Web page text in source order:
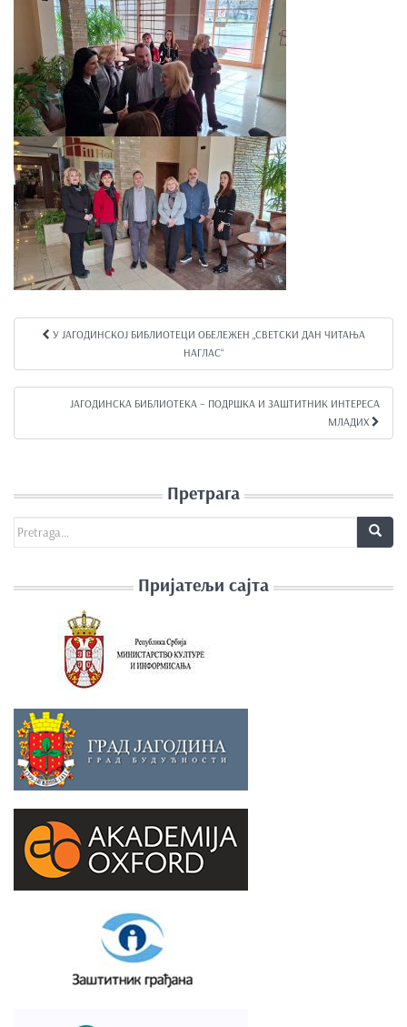
Kretanje članka
У ЈАГОДИНСКОЈ БИБЛИОТЕЦИ ОБЕЛЕЖЕН „СВЕТСКИ ДАН ЧИТАЊА
НАГЛАС“
ЈАГОДИНСКА БИБЛИОТЕКА – ПОДРШКА И ЗАШТИТНИК ИНТЕРЕСА
МЛАДИХ
Претрага
Search for:
Пријатељи сајта